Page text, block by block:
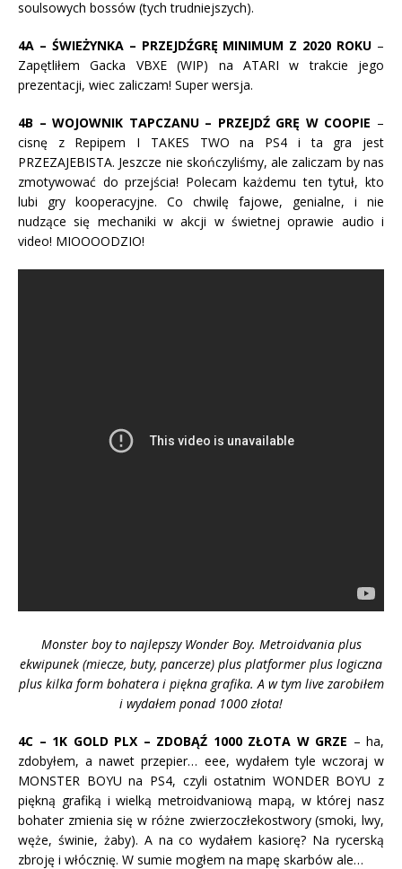
soulsowych bossów (tych trudniejszych).
4A – ŚWIEŻYNKA – PRZEJDŹGRĘ MINIMUM Z 2020 ROKU –
Zapętliłem Gacka VBXE (WIP) na ATARI w trakcie jego
prezentacji, wiec zaliczam! Super wersja.
4B – WOJOWNIK TAPCZANU – PRZEJDŹ GRĘ W COOPIE –
cisnę z Repipem I TAKES TWO na PS4 i ta gra jest
PRZEZAJEBISTA. Jeszcze nie skończyliśmy, ale zaliczam by nas
zmotywować do przejścia! Polecam każdemu ten tytuł, kto
lubi gry kooperacyjne. Co chwilę fajowe, genialne, i nie
nudzące się mechaniki w akcji w świetnej oprawie audio i
video! MIOOOODZIO!
Monster boy to najlepszy Wonder Boy. Metroidvania plus
ekwipunek (miecze, buty, pancerze) plus platformer plus logiczna
plus kilka form bohatera i piękna grafika. A w tym live zarobiłem
i wydałem ponad 1000 złota!
4C – 1K GOLD PLX – ZDOBĄŹ 1000 ZŁOTA W GRZE – ha,
zdobyłem, a nawet przepier… eee, wydałem tyle wczoraj w
MONSTER BOYU na PS4, czyli ostatnim WONDER BOYU z
piękną grafiką i wielką metroidvaniową mapą, w której nasz
bohater zmienia się w różne zwierzoczłekostwory (smoki, lwy,
węże, świnie, żaby). A na co wydałem kasiorę? Na rycerską
zbroję i włócznię. W sumie mogłem na mapę skarbów ale…